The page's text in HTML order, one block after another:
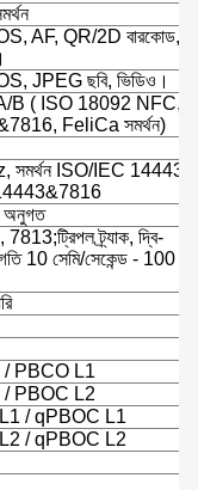
AF, QR/2D বারকোড,
JPEG ছবি, ভিডিও।
B ( ISO 18092 NFC,
FeliCa সমর্থন)
ISO/IEC 14443
অনুগত
ট্র্যাক, দ্বি-
10 সেমি/সেকেন্ড - 100
/ PBCO L1
/ PBOC L2
L1 / qPBOC L1
L2 / qPBOC L2